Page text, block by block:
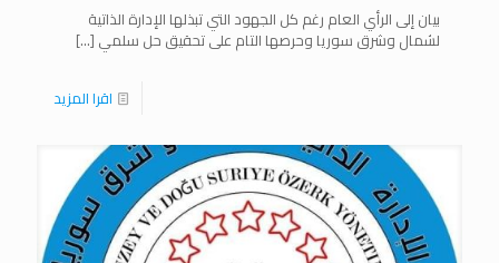
بيان إلى الرأي العام رغم كل الجهود التي تبذلها الإدارة الذاتية
لشمال وشرق سوريا وحرصها التام على تحقيق حل سلمي […]
اقرا المزيد